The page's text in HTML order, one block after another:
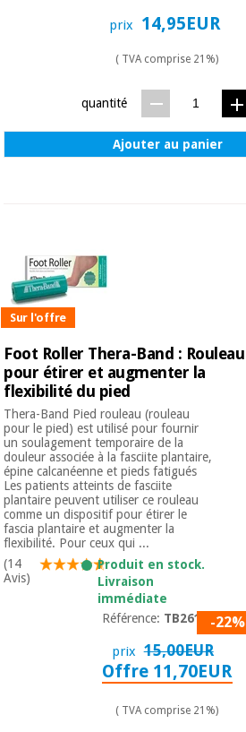
prix 14,95EUR
( TVA comprise 21%)
quantité
Ajouter au panier
Sur l'offre
Foot Roller Thera-Band : Rouleau
pour étirer et augmenter la
flexibilité du pied
Thera-Band Pied rouleau (rouleau
pour le pied) est utilisé pour fournir
un soulagement temporaire de la
douleur associée à la fasciite plantaire,
épine calcanéenne et pieds fatigués
Les patients atteints de fasciite
plantaire peuvent utiliser ce rouleau
comme un dispositif pour étirer le
fascia plantaire et augmenter la
flexibilité. Pour ceux qui ...
(14
Avis)
Produit en stock.
Livraison
immédiate
Référence: TB26150-22%
prix 15,00EUR
Offre 11,70EUR
( TVA comprise 21%)